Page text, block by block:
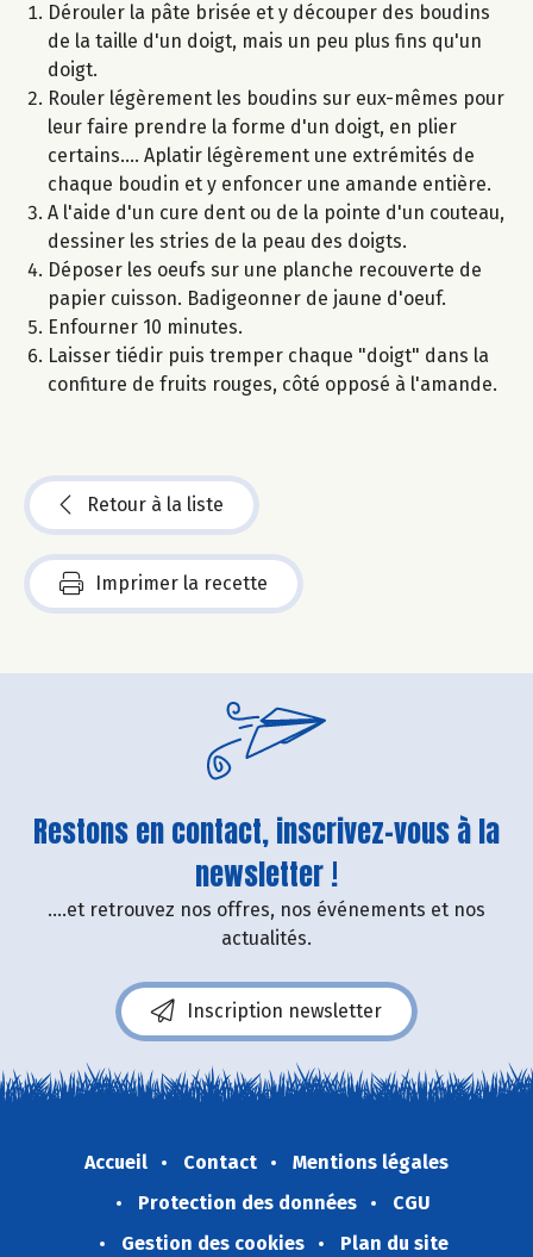
Dérouler la pâte brisée et y découper des boudins
de la taille d'un doigt, mais un peu plus fins qu'un
doigt.
Rouler légèrement les boudins sur eux-mêmes pour
leur faire prendre la forme d'un doigt, en plier
certains.... Aplatir légèrement une extrémités de
chaque boudin et y enfoncer une amande entière.
A l'aide d'un cure dent ou de la pointe d'un couteau,
dessiner les stries de la peau des doigts.
Déposer les oeufs sur une planche recouverte de
papier cuisson. Badigeonner de jaune d'oeuf.
Enfourner 10 minutes.
Laisser tiédir puis tremper chaque "doigt" dans la
confiture de fruits rouges, côté opposé à l'amande.
Retour à la liste
Imprimer la recette
Restons en contact, inscrivez-vous à la
newsletter !
....et retrouvez nos offres, nos événements et nos
actualités.
Inscription newsletter
Accueil Contact
Mentions légales
Protection des données
CGU
Gestion des cookies
Plan du site